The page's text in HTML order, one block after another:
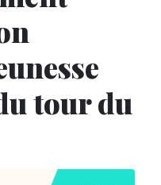
tour du